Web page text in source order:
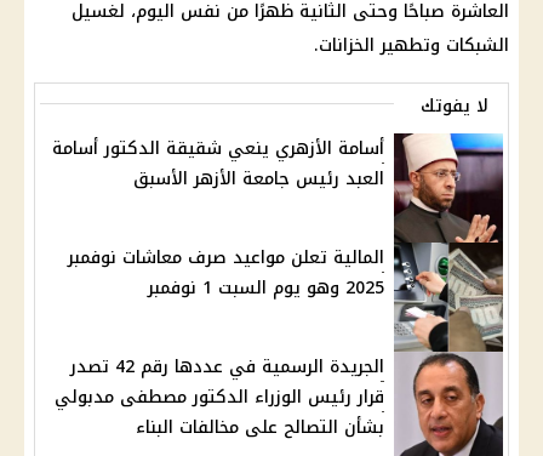
العاشرة صباحًا وحتى الثانية ظهرًا من نفس اليوم، لغسيل
الشبكات وتطهير الخزانات.
لا يفوتك
أسامة الأزهري ينعي شقيقة الدكتور أسامة
العبد رئيس جامعة الأزهر الأسبق
المالية تعلن مواعيد صرف معاشات نوفمبر
2025 وهو يوم السبت 1 نوفمبر
الجريدة الرسمية في عددها رقم 42 تصدر
قرار رئيس الوزراء الدكتور مصطفى مدبولي
بشأن التصالح على مخالفات البناء